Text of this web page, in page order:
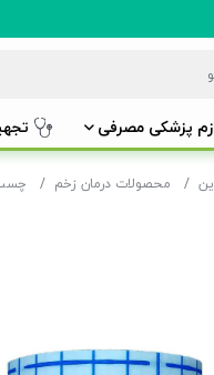
پزشکی مصرفی
محصولات درمان زخم